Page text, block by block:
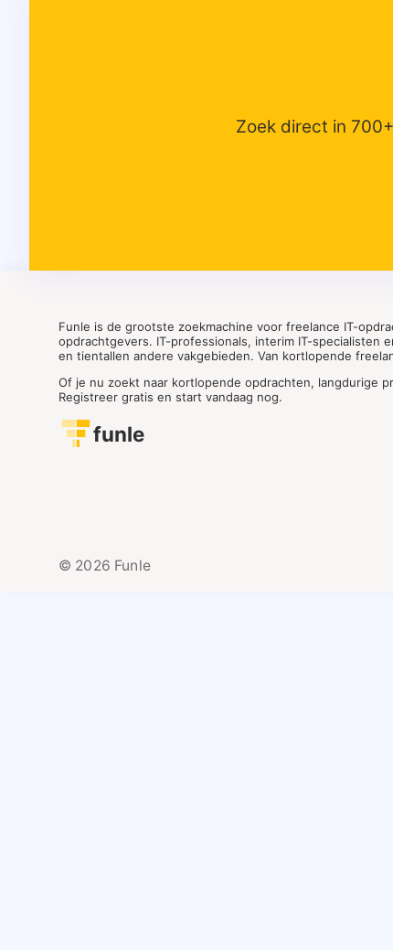
Zoek direct in
Funle is de grootste zoekmachine voor freelance IT-
opdrachtgevers. IT-professionals, interim IT-specialisten
en tientallen andere vakgebieden. Van kortlopende
Of je nu zoekt naar kortlopende opdrachten, langdurige
Registreer gratis en start vandaag nog.
funle
© 2026 Funle